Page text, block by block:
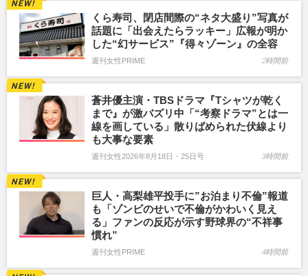
くら寿司、閉店間際の“ネタ大盛り”写真が
話題に「出会えたらラッキー」広報が明か
した“幻サービス”『得々ゾーン』の全容
週刊女性PRIME 2時間前
蒼井優主演・TBSドラマ『Tシャツが乾く
まで』が激バズリ中「“考察ドラマ”とは一
線を画している」散りばめられた伏線より
も大事な要素
週刊女性2026年8月18日・25日号 3時間前
巨人・高梨雄平投手に”お泊まり不倫”報道
も「ゾンビのせいで不倫がかわいく見え
る」ファンの反応が示す野球界の“不祥事
慣れ”
週刊女性PRIME 4時間前